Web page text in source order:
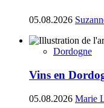
05.08.2026
Dordogne
Vins en
05.08.2026 Marie